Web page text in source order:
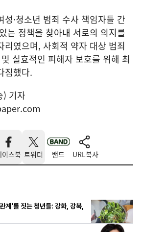
성·청소년 범죄 수사 책임자들 간
는 정책을 찾아내 서로의 의지를
리였으며, 사회적 약자 대상 범죄
실효적인 피해자 보호를 위해 최
짐했다.
) 기자
이스북 트위터 밴드 URL복사
'를 짓는 청년들: 강화, 강북,